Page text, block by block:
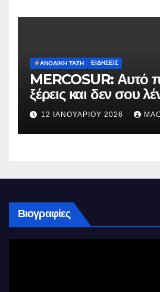
ΑΝΟΔΙΚΉ ΤΆΣΗ ΕΙΔΉΣΕΙΣ
MERCOSUR: Αυτό
ξέρεις και δεν σου
12 ΙΑΝΟΥΑΡΊΟΥ 2026
Βιογραφίες